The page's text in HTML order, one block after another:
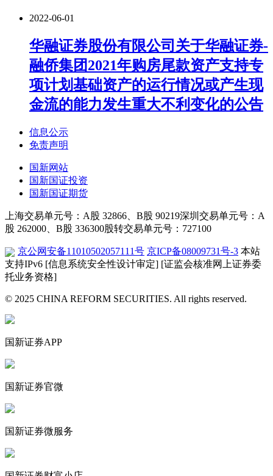
2022-06-01
华融证券股份有限公司关于华融证券-
融侨集团2021年购房尾款资产支持专
项计划基础资产的运行情况或产生现
金流的能力发生重大不利变化的公告
信息公示
免责声明
国新网站
国新国证投资
国新国证期货
上海交易单元号：A股 32866、B股 90219深圳交易单元号：A
股 262000、B股 336300股转交易单元号：727100
京公网安备11010502057111号 京ICP备08009731号-3 本站
支持IPv6 [信息系统安全性设计审定] [证监会核准网上证券委
托业务资格]
© 2025 CHINA REFORM SECURITIES. All rights reserved.
国新证券APP
国新证券官微
国新证券微服务